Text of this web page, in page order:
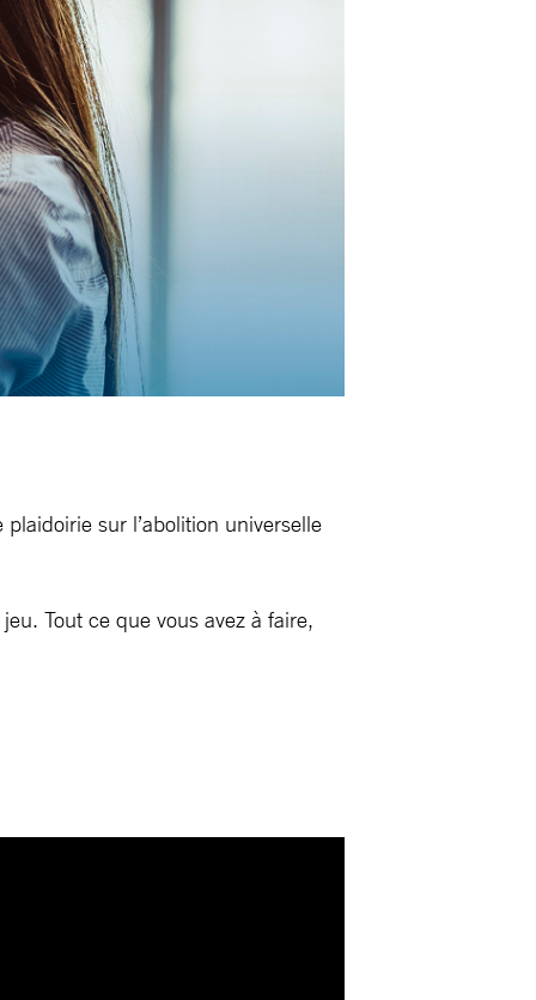
sur l’abolition universelle
Tout ce que vous avez à faire,